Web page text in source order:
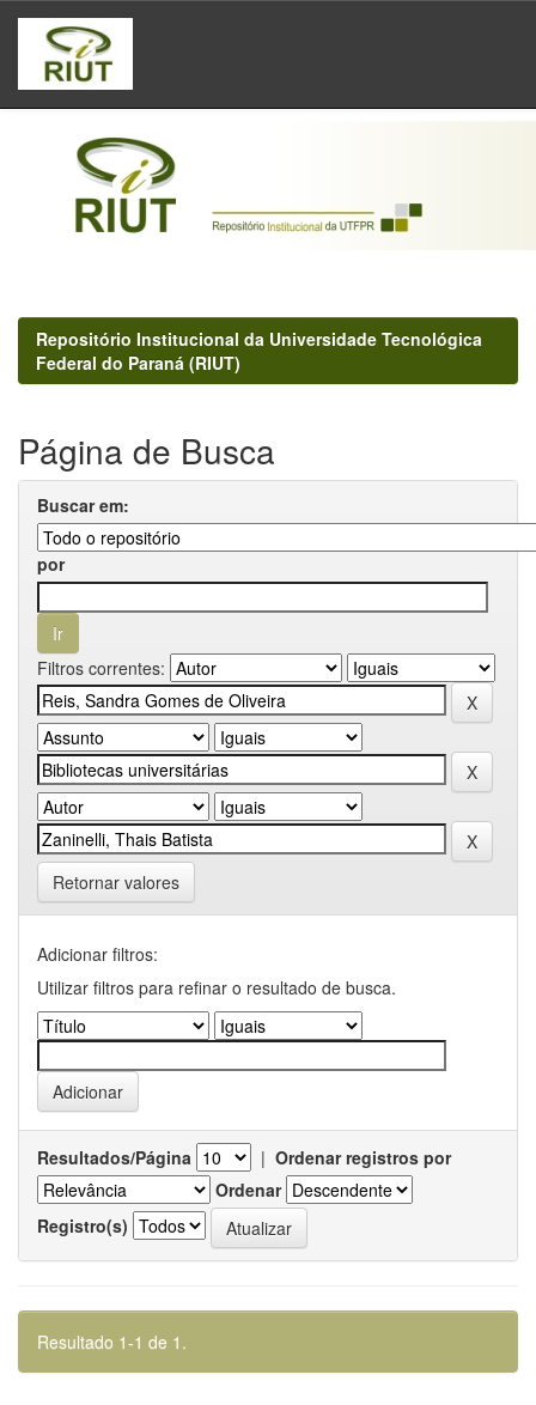
Skip
navigation
Repositório Institucional da Universidade Tecnológica
Federal do Paraná (RIUT)
Página de Busca
Buscar em:
por
Filtros correntes:
Retornar valores
Adicionar filtros:
Utilizar filtros para refinar o resultado de busca.
Resultados/Página | Ordenar registros por
Ordenar
Registro(s)
Resultado 1-1 de 1.